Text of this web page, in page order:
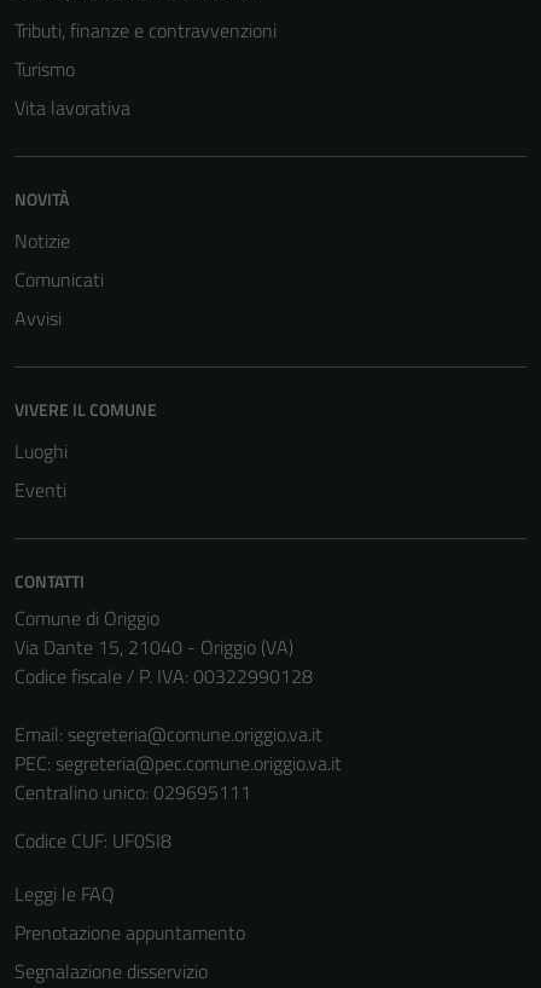
Tributi, finanze e contravvenzioni
Turismo
Vita lavorativa
NOVITÀ
Notizie
Comunicati
Avvisi
VIVERE IL COMUNE
Luoghi
Eventi
CONTATTI
Comune di Origgio
Via Dante 15, 21040 - Origgio (VA)
Codice fiscale / P. IVA: 00322990128
Email: segreteria@comune.origgio.va.it
PEC: segreteria@pec.comune.origgio.va.it
Centralino unico: 029695111
Codice CUF: UF0SI8
Leggi le FAQ
Prenotazione appuntamento
Segnalazione disservizio